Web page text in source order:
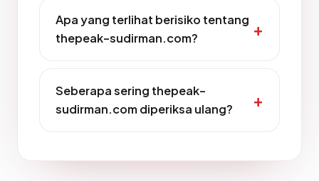
Apa yang terlihat berisiko tentang
thepeak-sudirman.com?
Seberapa sering thepeak-
sudirman.com diperiksa ulang?